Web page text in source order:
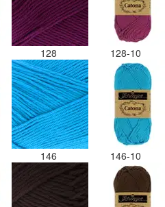
128 128-10
146 146-10